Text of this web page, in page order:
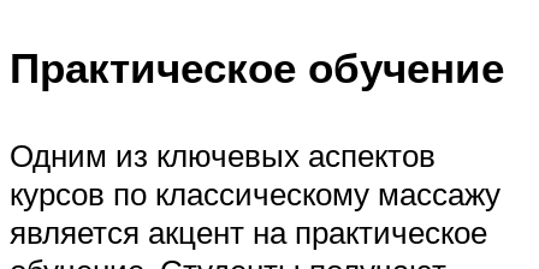
Практическое обучение
Одним из ключевых аспектов
курсов по классическому массажу
является акцент на практическое